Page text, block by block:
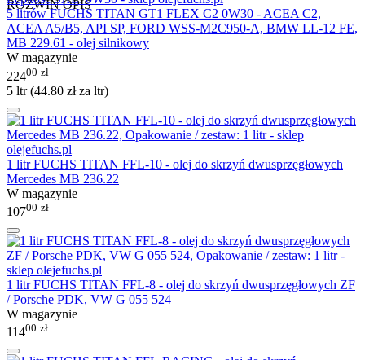
ROZWIŃ OPIS
5 litrów FUCHS TITAN GT1 FLEX C2 0W30 - ACEA C2,
ACEA A5/B5, API SP, FORD WSS-M2C950-A, BMW LL-12 FE,
MB 229.61 - olej silnikowy
W magazynie
22400 zł
5 ltr (44.80 złza ltr)
1 litr FUCHS TITAN FFL-10 - olej do skrzyń dwusprzęgłowych
Mercedes MB 236.22
W magazynie
10700 zł
1 litr FUCHS TITAN FFL-8 - olej do skrzyń dwusprzęgłowych ZF
/ Porsche PDK, VW G 055 524
W magazynie
11400 zł